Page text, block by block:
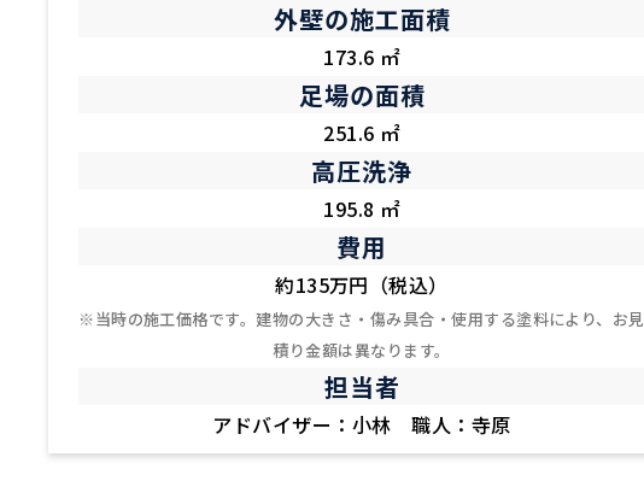
外壁の施工面積
173.6 ㎡
足場の面積
251.6 ㎡
高圧洗浄
195.8 ㎡
費用
約135万円（税込）
※当時の施工価格です。建物の大きさ・傷み具合・使用する塗料により、お見
積り金額は異なります。
担当者
アドバイザー：小林 職人：寺原